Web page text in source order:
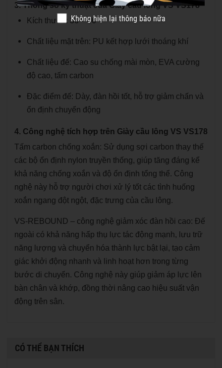
3. Thông số kỹ thuật của Giày cầu lông VS VS178
Kích thước: 36 – 46
Chất liệu mặt trên: PU kết hợp lưới thoáng khí
Chất liệu đế: Cao su chống mài mòn, EVA cường
độ cao, tấm carbon
Đặc điểm đế: Dày, đàn hồi tốt, hỗ trợ giảm chấn và
ổn định chuyển động
4. Công nghệ tích hợp trên Giày cầu lông VS VS178
Tấm carbon chống xoắn: Sử dụng sợi carbon thay thế
các bộ ổn định nylon truyền thống, giúp tăng đáng kể
khả năng chống xoắn và độ ổn định tổng thể. Công
nghệ này hỗ trợ người chơi xử lý tốt các tình huống
xoắn ngang đột ngột, đặc trưng của cầu lông.
VS-REBOUND – công nghệ giảm xóc đàn hồi cao: Đế
ngoài có khả năng hấp thụ lực tác động mạnh, lưu trữ
năng lượng và chuyển hóa thành lực bật lại, tạo cảm
giác khởi động nhanh và linh hoạt hơn trong từng
bước di chuyển. Công nghệ này giúp giảm áp lực lên
bàn chân và khớp, đồng thời nâng cao hiệu suất vận
động trên sân.
CÓ THỂ BẠN THÍCH
Không hiện lại thông báo nữa